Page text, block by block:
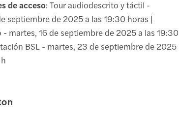
de acceso: Tour audiodescrito y táctil -
septiembre de 2025 a las 19:30 horas |
- martes, 16 de septiembre de 2025 a las 19:30
BSL - martes, 23 de septiembre de 2025